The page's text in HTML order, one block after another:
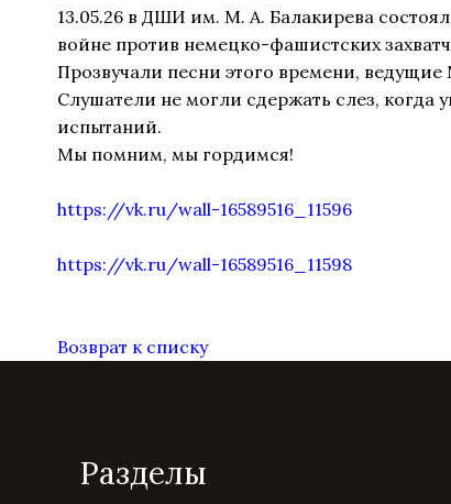
13.05.26 в ДШИ им. М. А. Балакирева
войне против немецко-фашистских
Прозвучали песни этого времени,
Слушатели не могли сдержать слез, когда
испытаний.
Мы помним, мы гордимся!
https://vk.ru/wall-16589516_11596
https://vk.ru/wall-16589516_11598
Возврат к списку
Разделы